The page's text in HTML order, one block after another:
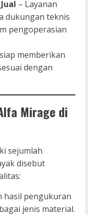
– Layanan
dukungan teknis
pengoperasian
memberikan
dengan
Mirage di
sejumlah
disebut
hasil pengukuran
jenis material.